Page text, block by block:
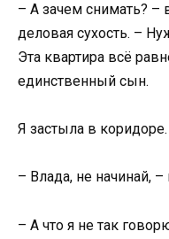
– А зачем снимать? –
деловая сухость. –
Эта квартира всё
единственный сын.
Я застыла в коридоре.
– Влада, не начинай,
– А что я не так